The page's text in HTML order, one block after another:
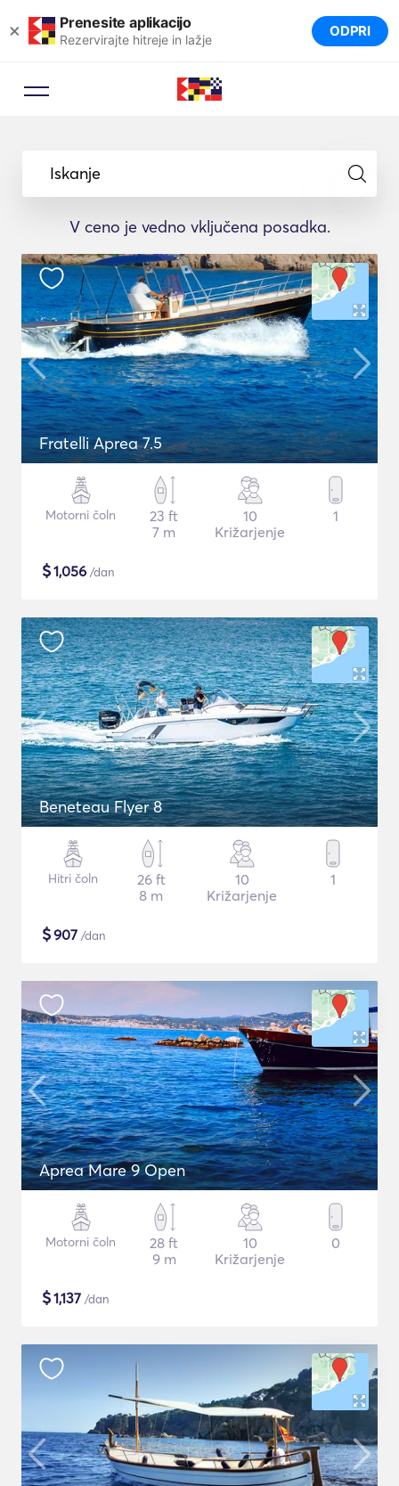
× Prenesite aplikacijo
Rezervirajte hitreje in lažje ODPRI
Iskanje
V ceno je vedno vključena posadka.
Fratelli Aprea 7.5
Motorni čoln
23 ft
7 m
10
Križarjenje
1
$1,056 /dan
Beneteau Flyer 8
Hitri čoln
26 ft
8 m
10
Križarjenje
1
$907 /dan
Aprea Mare 9 Open
Motorni čoln
28 ft
9 m
10
Križarjenje
0
$1,137 /dan